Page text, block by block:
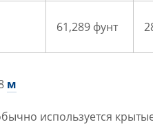
61,289 фунт
м
используется